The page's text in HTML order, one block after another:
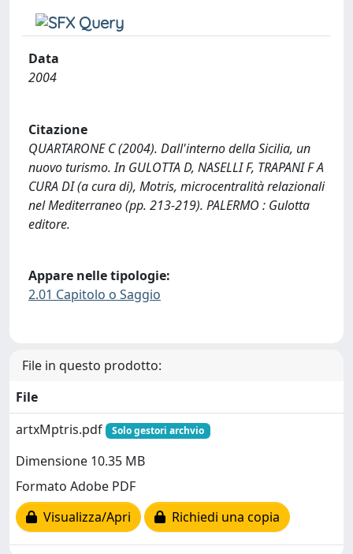
Data
2004
Citazione
QUARTARONE C (2004). Dall'interno della Sicilia, un
nuovo turismo. In GULOTTA D, NASELLI F, TRAPANI F A
CURA DI (a cura di), Motris, microcentralità relazionali
nel Mediterraneo (pp. 213-219). PALERMO : Gulotta
editore.
Appare nelle tipologie:
2.01 Capitolo o Saggio
File in questo prodotto:
File
artxMptris.pdf
Solo gestori archvio
Dimensione 10.35 MB
Formato Adobe PDF
Visualizza/Apri
Richiedi una copia